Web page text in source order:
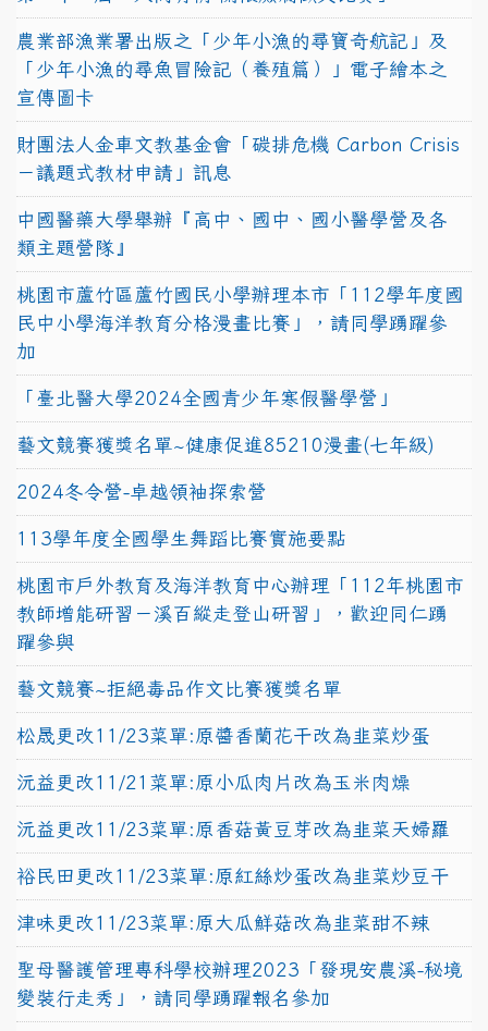
農業部漁業署出版之「少年小漁的尋寶奇航記」及
「少年小漁的尋魚冒險記（養殖篇）」電子繪本之
宣傳圖卡
財團法人金車文教基金會「碳排危機 Carbon Crisis
－議題式教材申請」訊息
中國醫藥大學舉辦『高中、國中、國小醫學營及各
類主題營隊』
桃園市蘆竹區蘆竹國民小學辦理本市「112學年度國
民中小學海洋教育分格漫畫比賽」，請同學踴躍參
加
「臺北醫大學2024全國青少年寒假醫學營」
藝文競賽獲獎名單~健康促進85210漫畫(七年級)
2024冬令營-卓越領袖探索營
113學年度全國學生舞蹈比賽實施要點
桃園市戶外教育及海洋教育中心辦理「112年桃園市
教師增能研習－溪百縱走登山研習」，歡迎同仁踴
躍參與
藝文競賽~拒絕毒品作文比賽獲獎名單
松晟更改11/23菜單:原醬香蘭花干改為韭菜炒蛋
沅益更改11/21菜單:原小瓜肉片改為玉米肉燥
沅益更改11/23菜單:原香菇黃豆芽改為韭菜天婦羅
裕民田更改11/23菜單:原紅絲炒蛋改為韭菜炒豆干
津味更改11/23菜單:原大瓜鮮菇改為韭菜甜不辣
聖母醫護管理專科學校辦理2023「發現安農溪-秘境
變裝行走秀」，請同學踴躍報名參加